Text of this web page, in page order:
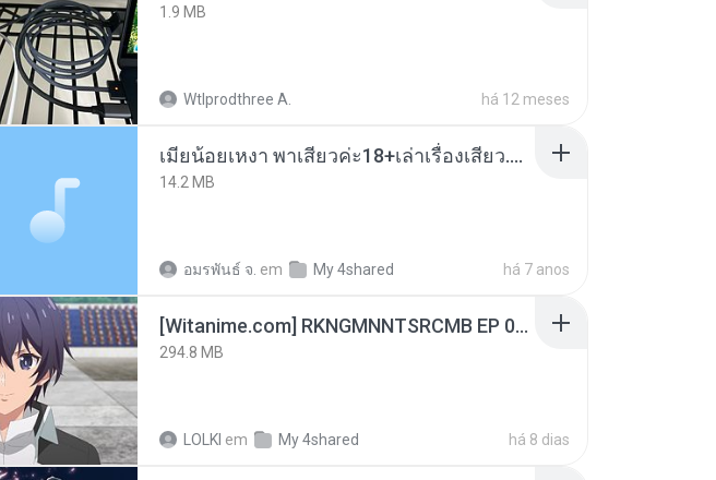
1.9 MB
Wtlprodthree A. há 12 meses
เมียน้อยเหงา พาเสียวค่ะ18+เล่าเรื่องเสียว.mp3
14.2 MB
อมรพันธ์ จ. em My 4shared há 7 anos
[Witanime.com] RKNGMNNTSRCMB EP 06 HD.mp4
294.8 MB
LOLKI em My 4shared há 8 dias